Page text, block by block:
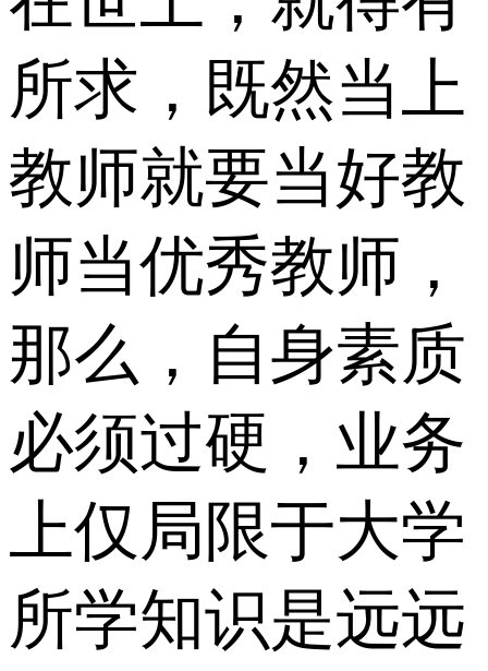
所求，既然当上
教师就要当好教
师当优秀教师，
那么，自身素质
必须过硬，业务
上仅局限于大学
所学知识是远远